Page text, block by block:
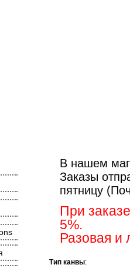
В нашем
Заказы
пятницу
При
5%.
Разовая и
Тип канвы: